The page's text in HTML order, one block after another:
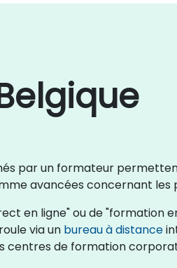
par un formateur
avancées concernant les
en ligne" ou de "formation
via un bureau à distance
centres de formation